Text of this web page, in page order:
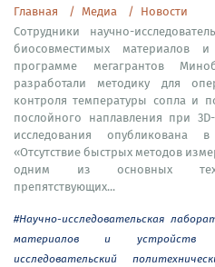
Главная Медиа
Новости
Сотрудники научно-
биосовместимых материалов
программе мегагрантов
разработали методику для
контроля температуры сопла и
послойного наплавления при
исследования опубликована
«Отсутствие быстрых методов
одним из основных
препятствующих...
#Научно-исследовательская
материалов и устройств
исследовательский